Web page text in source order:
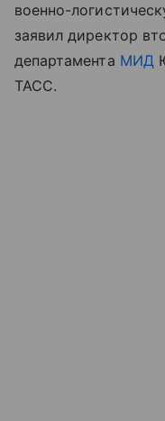
военно-
заявил директор
департамента МИД
ТАСС.